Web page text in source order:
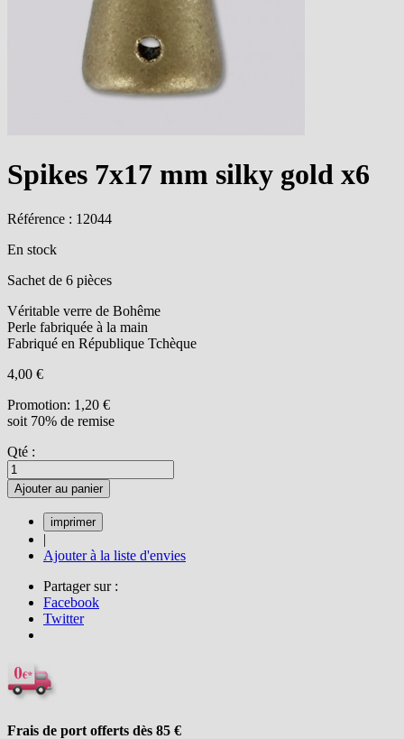
Spikes 7x17 mm silky gold x6
Référence : 12044
En stock
Sachet de 6 pièces
Véritable verre de Bohême
Perle fabriquée à la main
Fabriqué en République Tchèque
4,00 €
Promotion: 1,20 €
soit 70% de remise
Qté :
Ajouter au panier
|
Ajouter à la liste d'envies
Partager sur :
Facebook
Twitter
Frais de port offerts dès 85 €